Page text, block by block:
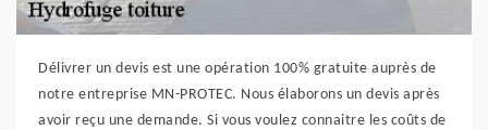
Délivrer un devis est une opération 100% gratuite auprès de
notre entreprise MN-PROTEC. Nous élaborons un devis après
avoir reçu une demande. Si vous voulez connaitre les coûts de